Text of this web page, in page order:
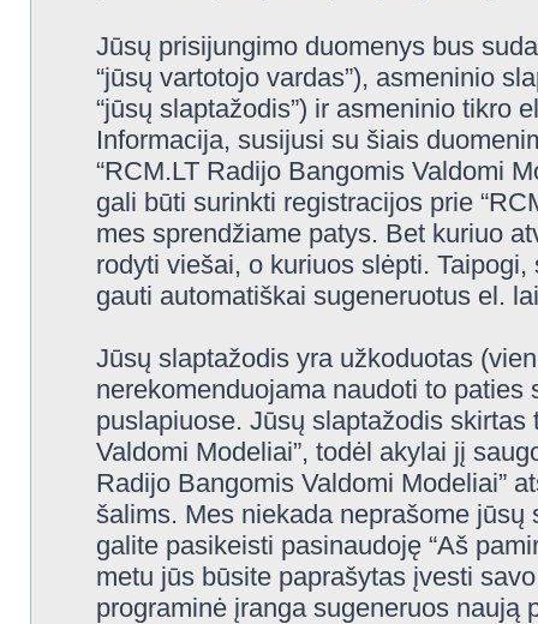
Jūsų prisijungimo duomenys bus
“jūsų vartotojo vardas”), asmeninio
“jūsų slaptažodis”) ir asmeninio tikro
Informacija, susijusi su šiais
“RCM.LT Radijo Bangomis Valdomi
gali būti surinkti registracijos prie
mes sprendžiame patys. Bet kuriuo
rodyti viešai, o kuriuos slėpti.
gauti automatiškai sugeneruotus el.
Jūsų slaptažodis yra užkoduotas
nerekomenduojama naudoti to
puslapiuose. Jūsų slaptažodis
Valdomi Modeliai”, todėl akylai jį
Radijo Bangomis Valdomi Modeliai”
šalims. Mes niekada neprašome
galite pasikeisti pasinaudoję “Aš
metu jūs būsite paprašytas įvesti
programinė įranga sugeneruos naują